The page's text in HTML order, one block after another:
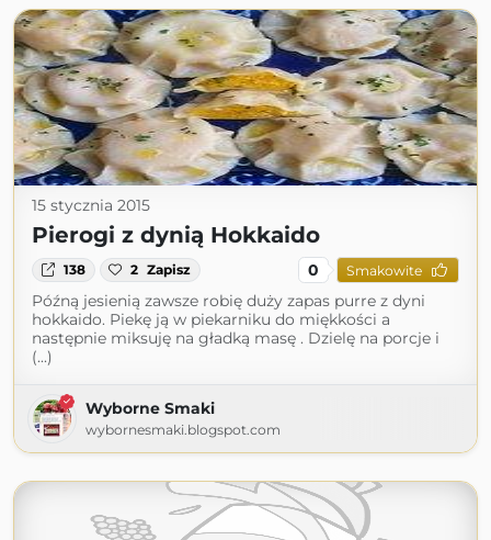
15 stycznia 2015
Pierogi z dynią Hokkaido
138 2 Zapisz 0 Smakowite
Późną jesienią zawsze robię duży zapas purre z dyni
hokkaido. Piekę ją w piekarniku do miękkości a
następnie miksuję na gładką masę . Dzielę na porcje i
(...)
Wyborne Smaki
wybornesmaki.blogspot.com